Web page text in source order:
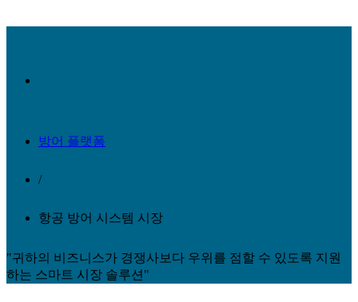
방어 플랫폼
/
항공 방어 시스템 시장
"귀하의 비즈니스가 경쟁사보다 우위를 점할 수 있도록 지원
하는 스마트 시장 솔루션"